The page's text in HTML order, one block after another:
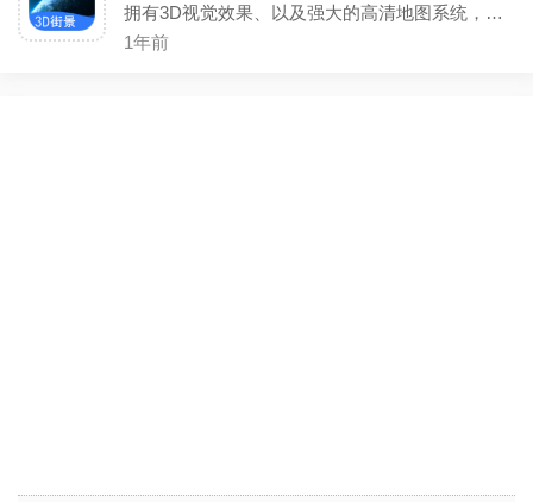
拥有3D视觉效果、以及强大的高清地图系统，包
含省市、县、村各级地图，你还可以在地图选择
1年前